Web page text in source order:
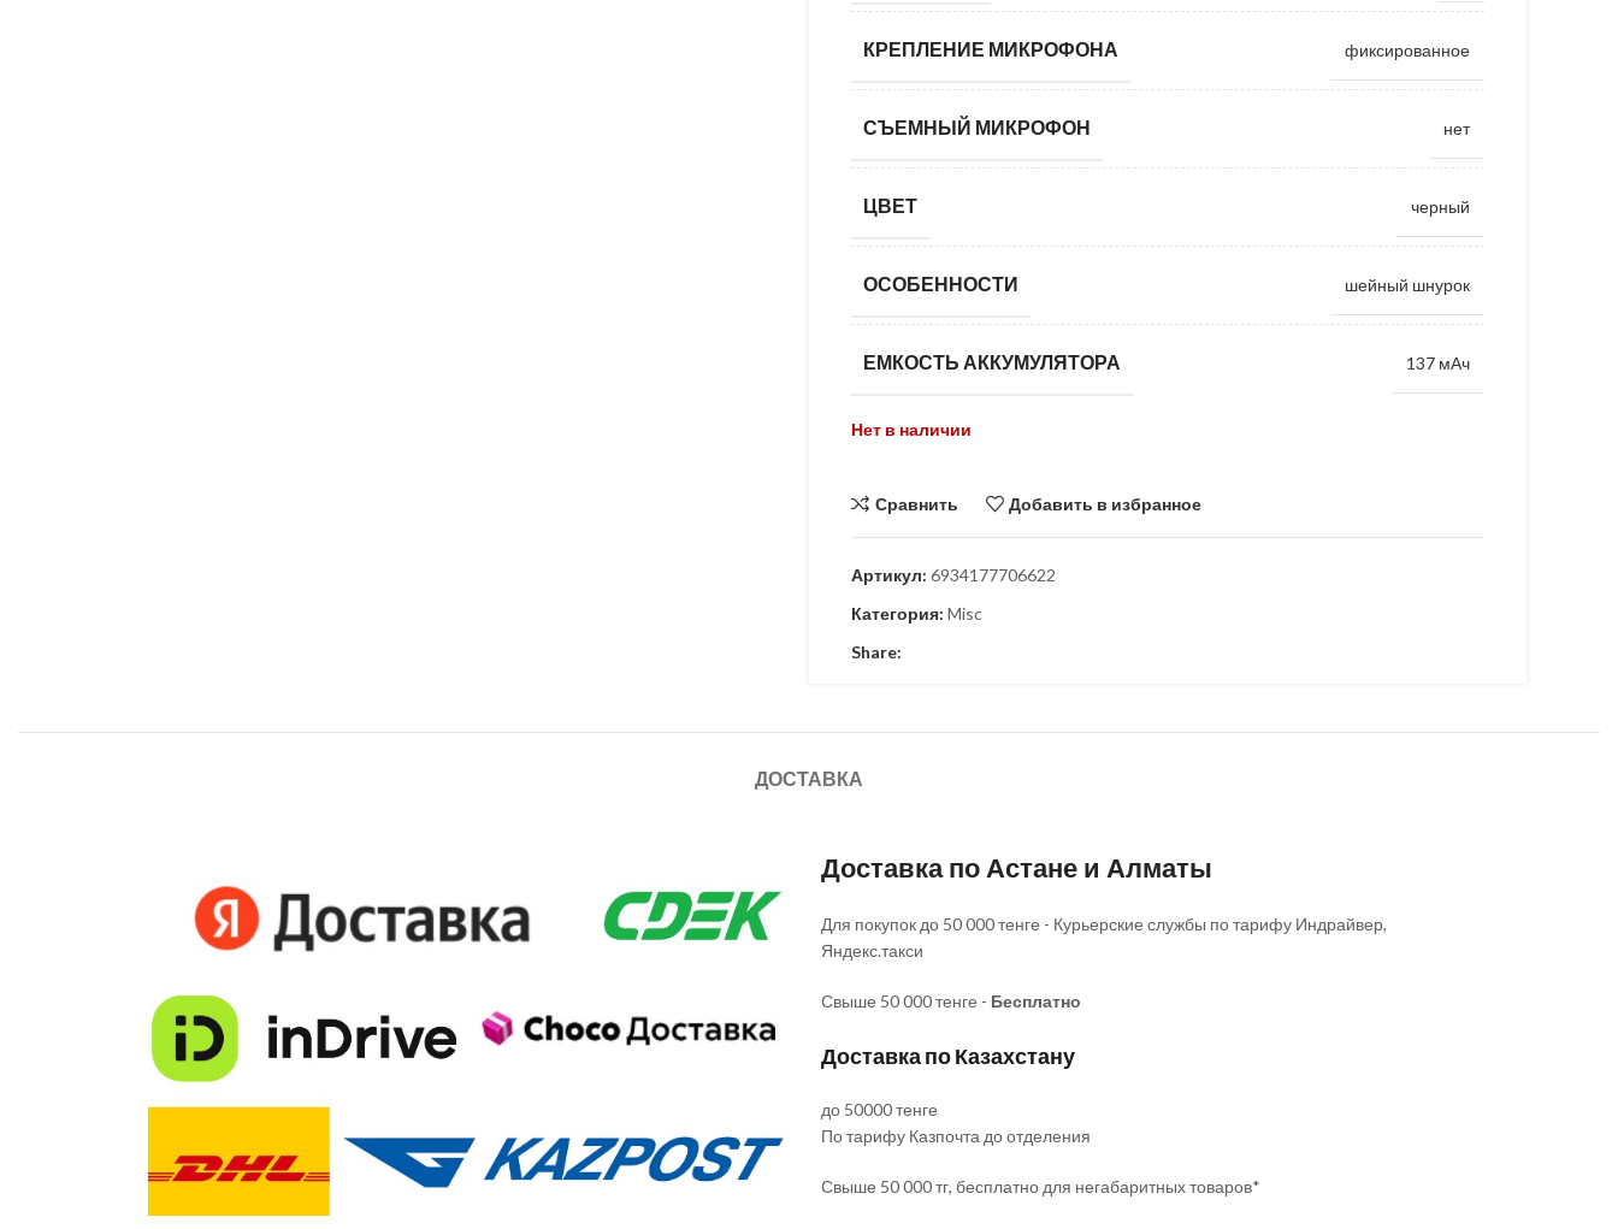
КРЕПЛЕНИЕ МИКРОФОНА фиксированное
СЪЕМНЫЙ МИКРОФОН нет
ЦВЕТ черный
ОСОБЕННОСТИ шейный шнурок
ЕМКОСТЬ АККУМУЛЯТОРА 137 мАч
Нет в наличии
Сравнить Добавить в избранное
Артикул: 6934177706622
Категория: Misc
Share:
ДОСТАВКА
Доставка по Астане и Алматы
Для покупок до 50 000 тенге - Курьерские службы по тарифу Индрайвер,
Яндекс.такси
Свыше 50 000 тенге - Бесплатно
Доставка по Казахстану
до 50000 тенге
По тарифу Казпочта до отделения
Свыше 50 000 тг, бесплатно для негабаритных товаров*